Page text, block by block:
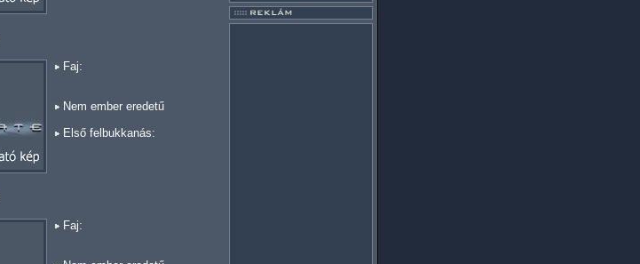
Faj:
Nem ember eredetű
Első felbukkanás:
Faj: